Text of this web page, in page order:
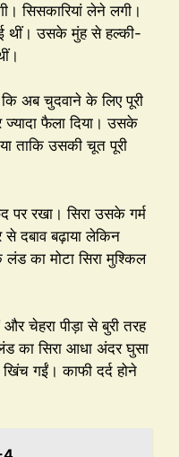
सिसकारियां लेने लगी।
थीं। उसके मुंह से हल्की-
अब चुदवाने के लिए पूरी
फैला दिया। उसके
ताकि उसकी चूत पूरी
रखा। सिरा उसके गर्म
से दबाव बढ़ाया लेकिन
का मोटा सिरा मुश्किल
चेहरा पीड़ा से बुरी तरह
का सिरा आधा अंदर घुसा
गईं। काफी दर्द होने